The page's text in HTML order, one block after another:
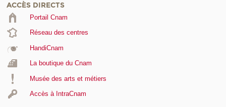
ACCÈS DIRECTS
Portail Cnam
Réseau des centres
HandiCnam
La boutique du Cnam
Musée des arts et métiers
Accès à IntraCnam